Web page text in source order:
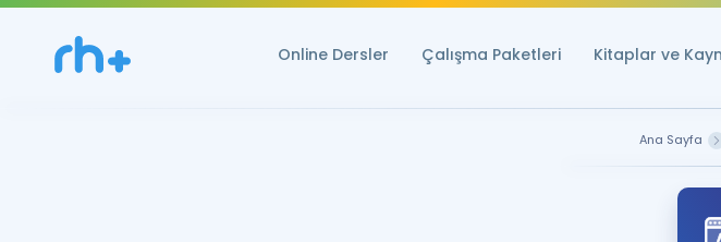
Online Dersler Çalışma Paketleri Kitaplar ve
Ana Sayfa